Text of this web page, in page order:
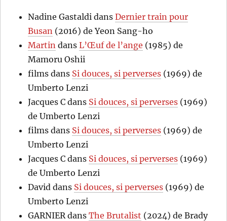
Nadine Gastaldi dansDernier train pour
Busan (2016) de Yeon Sang-ho
Martin dansL’Œuf de l’ange (1985) de
Mamoru Oshii
films dans Si douces, si perverses (1969) de
Umberto Lenzi
Jacques C dans Si douces, si perverses (1969)
de Umberto Lenzi
films dans Si douces, si perverses (1969) de
Umberto Lenzi
Jacques C dans Si douces, si perverses (1969)
de Umberto Lenzi
David dans Si douces, si perverses (1969) de
Umberto Lenzi
GARNIERdansThe Brutalist (2024) de Brady